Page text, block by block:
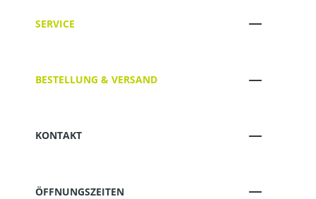
SERVICE
BESTELLUNG & VERSAND
KONTAKT
ÖFFNUNGSZEITEN